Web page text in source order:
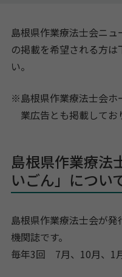
の
位
置:
島根県作業療法士会ニ
の掲載を希望される方
い。
※島根県作業療法士会ホ
業広告とも掲載してお
島根県作業療法
いごん」につい
島根県作業療法士会が
機関誌です。
毎年3回 7月、10月、1